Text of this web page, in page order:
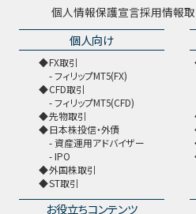
個人情報保護宣言採用情報
個人向け
FX取引
フィリップMT5(FX)
CFD取引
フィリップMT5(CFD)
先物取引
日本株投信・外債
資産運用アドバイザー
IPO
外国株取引
ST取引
お役立ちコンテンツ